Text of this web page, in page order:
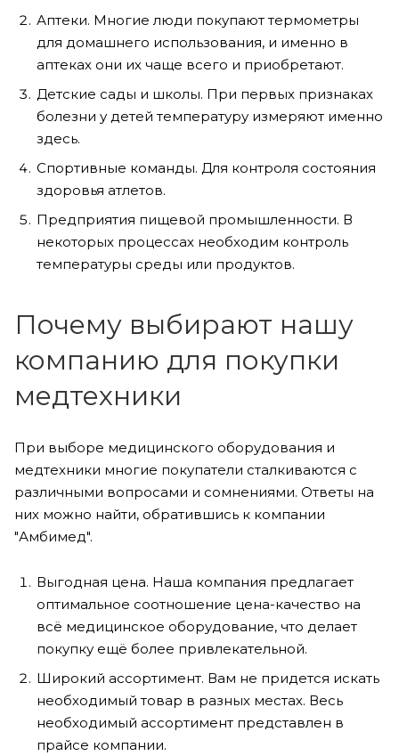
Аптеки. Многие люди покупают термометры
для домашнего использования, и именно в
аптеках они их чаще всего и приобретают.
Детские сады и школы. При первых признаках
болезни у детей температуру измеряют именно
здесь.
Спортивные команды. Для контроля состояния
здоровья атлетов.
Предприятия пищевой промышленности. В
некоторых процессах необходим контроль
температуры среды или продуктов.
Почему выбирают нашу
компанию для покупки
медтехники
При выборе медицинского оборудования и
медтехники многие покупатели сталкиваются с
различными вопросами и сомнениями. Ответы на
них можно найти, обратившись к компании
"Амбимед".
Выгодная цена. Наша компания предлагает
оптимальное соотношение цена-качество на
всё медицинское оборудование, что делает
покупку ещё более привлекательной.
Широкий ассортимент. Вам не придется искать
необходимый товар в разных местах. Весь
необходимый ассортимент представлен в
прайсе компании.